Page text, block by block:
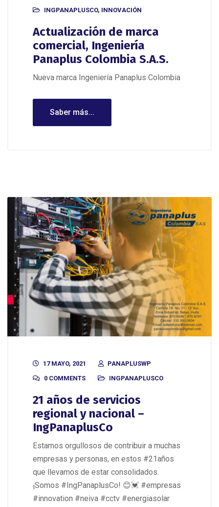
INGPANAPLUSCO, INNOVACIÓN
Actualización de marca
comercial, Ingeniería
Panaplus Colombia S.A.S.
Nueva marca Ingeniería Panaplus Colombia
Saber más...
17 MAYO, 2021
PANAPLUSWP
0 COMMENTS
INGPANAPLUSCO
21 años de servicios
regional y nacional –
IngPanaplusCo
Estamos orgullosos de contribuir a muchas
empresas y personas, en estos #21años
que llevamos de estar consolidados.
¡Somos #IngPanaplusCo! 😊💓 #empresas
#innovation #neiva #cctv #energiasolar